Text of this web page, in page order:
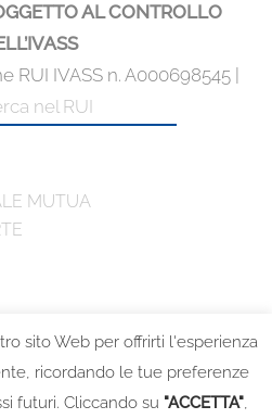
AL CONTROLLO
RUI IVASS n. A000698545 |
nel RUI
MUTUA
sito Web per offrirti l'esperienza
ricordando le tue preferenze
futuri. Cliccando su "ACCETTA",